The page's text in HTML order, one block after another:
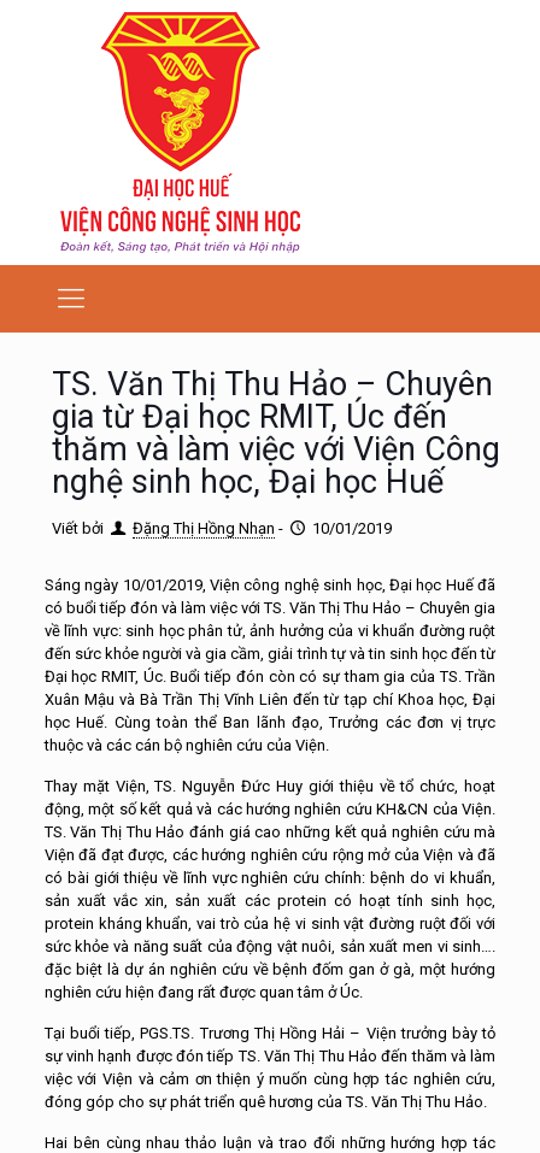
TS. Văn Thị Thu Hảo – Chuyên
gia từ Đại học RMIT, Úc đến
thăm và làm việc với Viện Công
nghệ sinh học, Đại học Huế
Viết bởi Đặng Thị Hồng Nhạn - 10/01/2019
Sáng ngày 10/01/2019, Viện công nghệ sinh học, Đại học Huế đã
có buổi tiếp đón và làm việc với TS. Văn Thị Thu Hảo – Chuyên gia
về lĩnh vực: sinh học phân tử, ảnh hưởng của vi khuẩn đường ruột
đến sức khỏe người và gia cầm, giải trình tự và tin sinh học đến từ
Đại học RMIT, Úc. Buổi tiếp đón còn có sự tham gia của TS. Trần
Xuân Mậu và Bà Trần Thị Vĩnh Liên đến từ tạp chí Khoa học, Đại
học Huế. Cùng toàn thể Ban lãnh đạo, Trưởng các đơn vị trực
thuộc và các cán bộ nghiên cứu của Viện.
Thay mặt Viện, TS. Nguyễn Đức Huy giới thiệu về tổ chức, hoạt
động, một số kết quả và các hướng nghiên cứu KH&CN của Viện.
TS. Văn Thị Thu Hảo đánh giá cao những kết quả nghiên cứu mà
Viện đã đạt được, các hướng nghiên cứu rộng mở của Viện và đã
có bài giới thiệu về lĩnh vực nghiên cứu chính: bệnh do vi khuẩn,
sản xuất vắc xin, sản xuất các protein có hoạt tính sinh học,
protein kháng khuẩn, vai trò của hệ vi sinh vật đường ruột đối với
sức khỏe và năng suất của động vật nuôi, sản xuất men vi sinh….
đặc biệt là dự án nghiên cứu về bệnh đốm gan ở gà, một hướng
nghiên cứu hiện đang rất được quan tâm ở Úc.
Tại buổi tiếp, PGS.TS. Trương Thị Hồng Hải – Viện trưởng bày tỏ
sự vinh hạnh được đón tiếp TS. Văn Thị Thu Hảo đến thăm và làm
việc với Viện và cảm ơn thiện ý muốn cùng hợp tác nghiên cứu,
đóng góp cho sự phát triển quê hương của TS. Văn Thị Thu Hảo.
Hai bên cùng nhau thảo luận và trao đổi những hướng hợp tác